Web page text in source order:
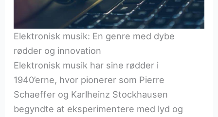
Elektronisk musik: En genre med dybe
rødder og innovation
Elektronisk musik har sine rødder i
1940’erne, hvor pionerer som Pierre
Schaeffer og Karlheinz Stockhausen
begyndte at eksperimentere med lyd og